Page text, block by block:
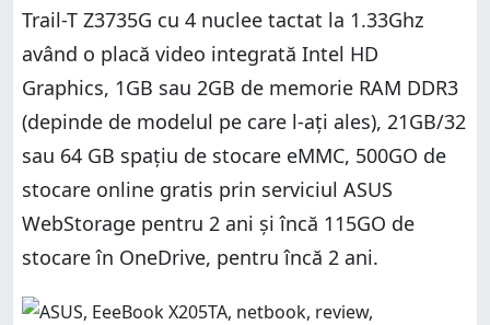
Trail-T Z3735G cu 4 nuclee tactat la 1.33Ghz
având o placă video integrată Intel HD
Graphics, 1GB sau 2GB de memorie RAM DDR3
(depinde de modelul pe care l-ați ales), 21GB/32
sau 64 GB spațiu de stocare eMMC, 500GO de
stocare online gratis prin serviciul ASUS
WebStorage pentru 2 ani și încă 115GO de
stocare în OneDrive, pentru încă 2 ani.